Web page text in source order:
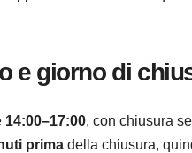
e giorno di
14:00–17:00, con chiusura
prima della chiusura,